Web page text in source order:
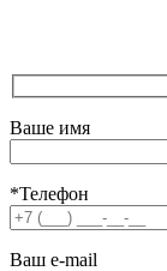
Ваше имя
*Телефон
Ваш e-mail